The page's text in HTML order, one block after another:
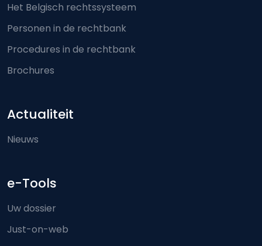
Het Belgisch rechtssysteem
Personen in de rechtbank
Procedures in de rechtbank
Brochures
Actualiteit
Nieuws
e-Tools
Uw dossier
Just-on-web